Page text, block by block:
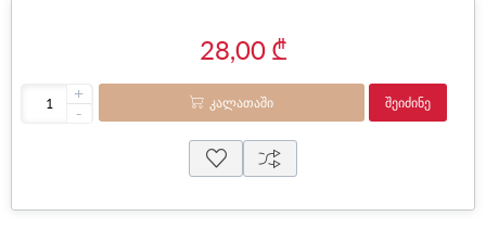
28,00 ₾
+
-
ᲙᲐᲚᲐᲗᲐᲨᲘ ᲨᲔᲘᲫᲘᲜᲔ